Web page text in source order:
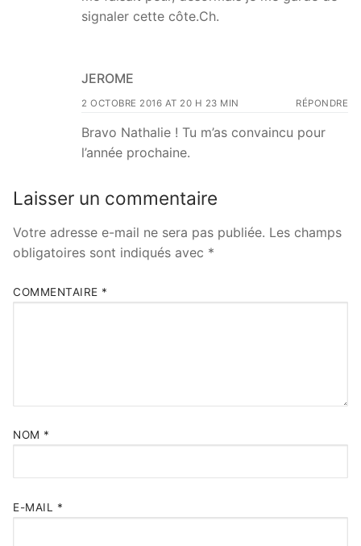
signaler cette côte.Ch.
JEROME
2 OCTOBRE 2016 AT 20 H 23 MIN RÉPONDRE
Bravo Nathalie ! Tu m’as convaincu pour
l’année prochaine.
Laisser un commentaire
Votre adresse e-mail ne sera pas publiée. Les champs
obligatoires sont indiqués avec *
COMMENTAIRE *
NOM *
E-MAIL *